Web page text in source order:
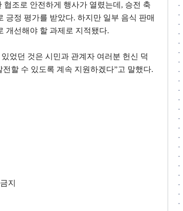
조로 안전하게 행사가 열렸는데 , 승전 축
긍정 평가를 받았다. 하지만 일부 음식 판매
개선해야 할 과제로 지적됐다.
었던 것은 시민과 관계자 여러분 헌신 덕
할 수 있도록 계속 지원하겠다”고 말했다.
지